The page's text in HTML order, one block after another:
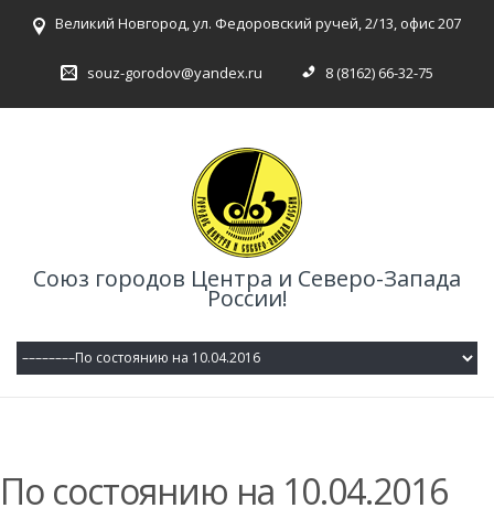
Великий Новгород, ул. Федоровский ручей, 2/13, офис 207
souz-gorodov@yandex.ru 8 (8162) 66-32-75
Союз городов Центра и Северо-Запада
России!
По состоянию на 10.04.2016